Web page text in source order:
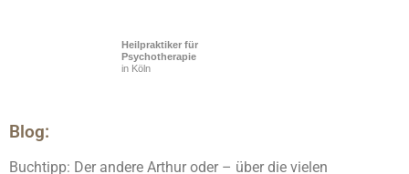
Heilpraktiker für
Psychotherapie
in Köln
Blog:
Buchtipp: Der andere Arthur oder – über die vielen